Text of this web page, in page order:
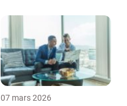
07 mars 2026